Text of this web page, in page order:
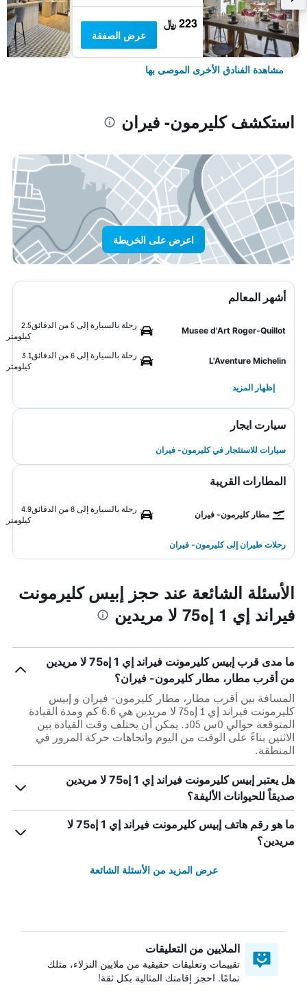
223 ﷼
عرض الصفقة
مشاهدة الفنادق الأخرى الموصى بها
استكشف كليرمون- فيران
اعرض على الخريطة
أشهر المعالم
Musee d'Art Roger-Quillot
رحلة بالسيارة إلى 5 من الدقائق
2.5
كيلومتر
L'Aventure Michelin
رحلة بالسيارة إلى 6 من الدقائق
3.1
كيلومتر
إظهار المزيد
سيارت ايجار
سيارات للاستئجار في كليرمون- فيران
المطارات القريبة
مطار كليرمون- فيران
رحلة بالسيارة إلى 8 من الدقائق
4.9
كيلومتر
رحلات طيران إلى كليرمون- فيران
الأسئلة الشائعة عند حجز إبيس كليرمونت
فيراند إي 1 إه75 لا مريدين
ما مدى قرب إبيس كليرمونت فيراند إي 1 إه75 لا مريدين
من أقرب مطار، مطار كليرمون- فيران؟
المسافة بين أقرب مطار، مطار كليرمون- فيران و إبيس
كليرمونت فيراند إي 1 إه75 لا مريدين هي 6.6 كم ومدة القيادة
المتوقعة حوالي 0س 05د. يمكن أن يختلف وقت القيادة بين
الاثنين بناءً على الوقت من اليوم واتجاهات حركة المرور في
المنطقة.
هل يعتبر إبيس كليرمونت فيراند إي 1 إه75 لا مريدين
صديقاً للحيوانات الأليفة؟
ما هو رقم هاتف إبيس كليرمونت فيراند إي 1 إه75 لا
مريدين؟
عرض المزيد من الأسئلة الشائعة
الملايين من التعليقات
تقييمات وتعليقات حقيقية من ملايين النزلاء، مثلك
تمامًا. احجز إقامتك المثالية بكل ثقة!